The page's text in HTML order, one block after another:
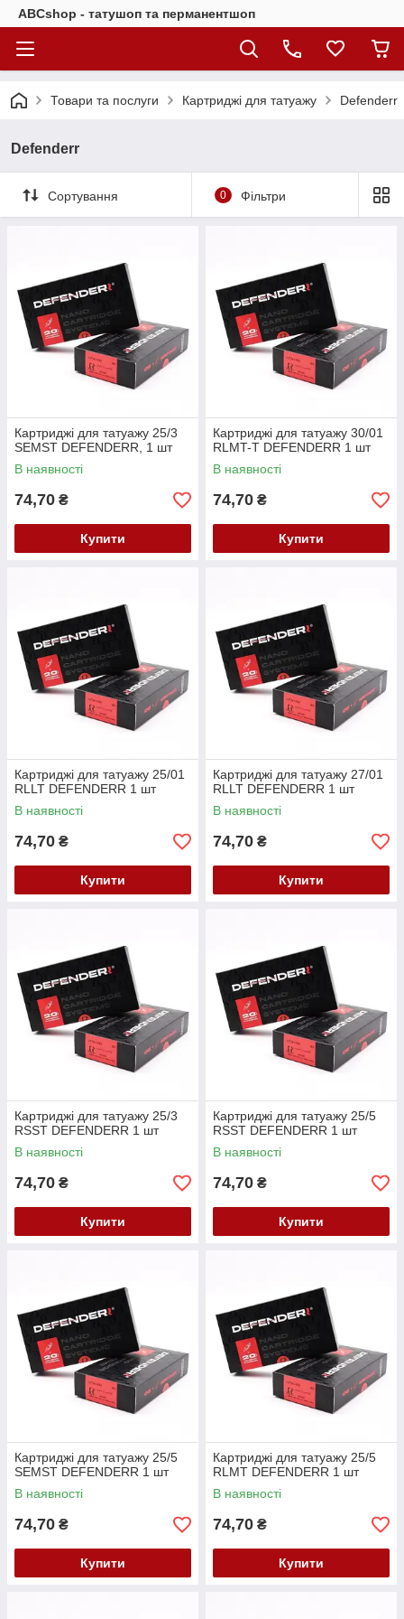
ABCshop - татушоп та перманентшоп
Товари та послуги Картриджі для татуажу Defenderr
Defenderr
Сортування 0 Фільтри
Картриджі для татуажу 25/3
SEMST DEFENDERR, 1 шт
В наявності
74,70 ₴
Купити
Картриджі для татуажу 30/01
RLMT-T DEFENDERR 1 шт
В наявності
74,70 ₴
Купити
Картриджі для татуажу 25/01
RLLT DEFENDERR 1 шт
В наявності
74,70 ₴
Купити
Картриджі для татуажу 27/01
RLLT DEFENDERR 1 шт
В наявності
74,70 ₴
Купити
Картриджі для татуажу 25/3
RSST DEFENDERR 1 шт
В наявності
74,70 ₴
Купити
Картриджі для татуажу 25/5
RSST DEFENDERR 1 шт
В наявності
74,70 ₴
Купити
Картриджі для татуажу 25/5
SEMST DEFENDERR 1 шт
В наявності
74,70 ₴
Купити
Картриджі для татуажу 25/5
RLMT DEFENDERR 1 шт
В наявності
74,70 ₴
Купити